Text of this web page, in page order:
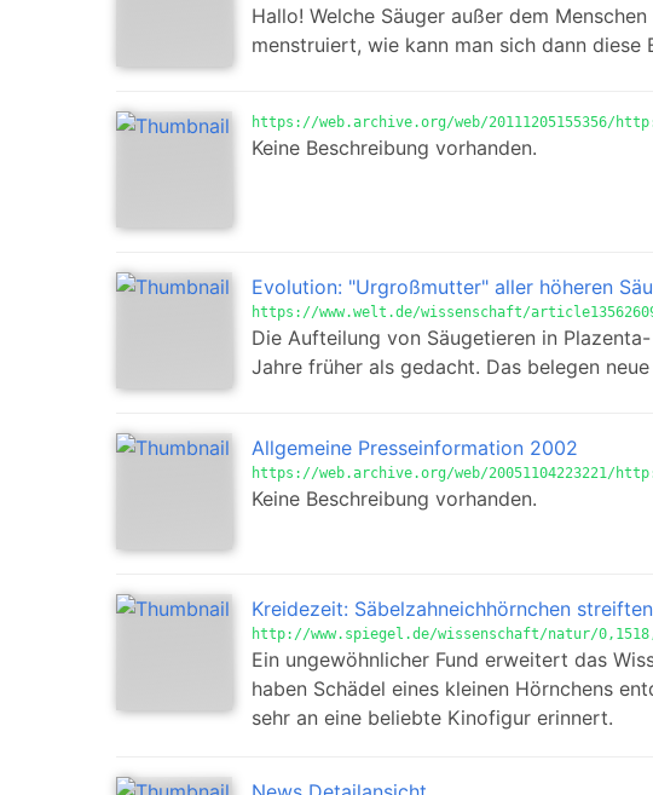
Hallo! Welche Säuger außer dem
menstruiert, wie kann man sich dann diese
https://web.archive.org/web/20111205155356/
Keine Beschreibung vorhanden.
Evolution: "Urgroßmutter" aller höheren
https://www.welt.de/wissenschaft/
Die Aufteilung von Säugetieren in
Jahre früher als gedacht. Das belegen neue
Allgemeine Presseinformation 2002
https://web.archive.org/web/20051104223221/
Keine Beschreibung vorhanden.
Kreidezeit: Säbelzahneichhörnchen
http://www.spiegel.de/wissenschaft/natur/
Ein ungewöhnlicher Fund erweitert das
haben Schädel eines kleinen Hörnchens
sehr an eine beliebte Kinofigur erinnert.